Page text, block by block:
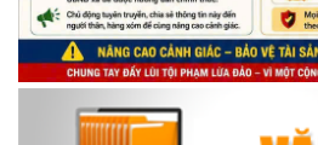
(07/08/2026)
Thông báo về thực hiện Luật tương
(04/08/2026)